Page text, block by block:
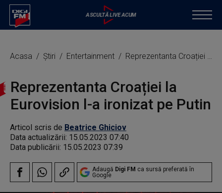
Acasa Știri Entertainment Reprezentanta Croației la Eurovision l-a ironizat pe Putin
Reprezentanta Croației la
Eurovision l-a ironizat pe Putin
Articol scris de Beatrice Ghiciov
Data actualizării: 15.05.2023 07:40
Data publicării: 15.05.2023 07:39
Adaugă Digi FM ca sursă preferată în
Google